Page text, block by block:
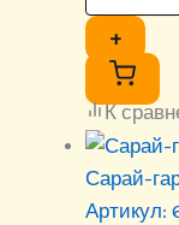
+
К
Сарай-
Артикул: